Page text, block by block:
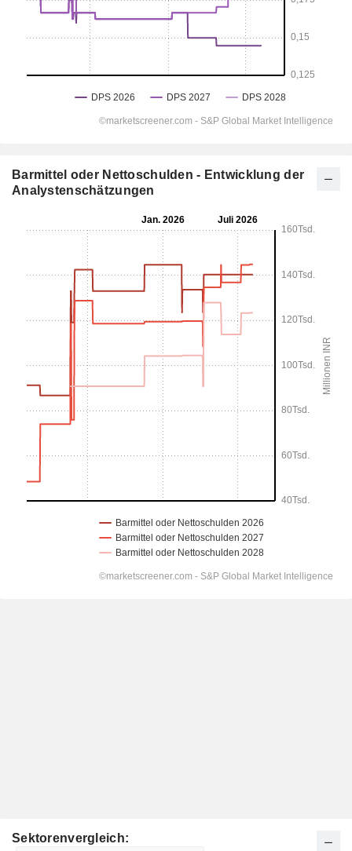
Barmittel oder Nettoschulden - Entwicklung der
Analystenschätzungen
Sektorenvergleich: